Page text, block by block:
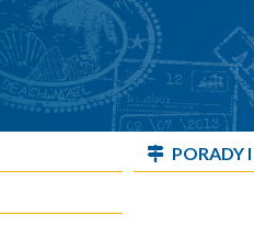
PORADY